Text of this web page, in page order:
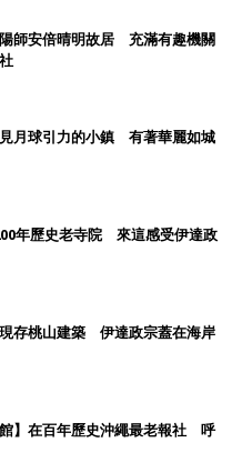
陽師安倍晴明故居 充滿有趣機關
見月球引力的小鎮 有著華麗如城
年歷史老寺院 來這感受伊達政
現存桃山建築 伊達政宗蓋在海岸
館】在百年歷史沖繩最老報社 呼